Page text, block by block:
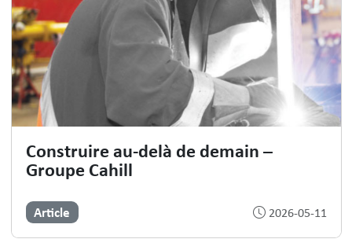
Construire au-delà de demain –
Groupe Cahill
Article 2026-05-11